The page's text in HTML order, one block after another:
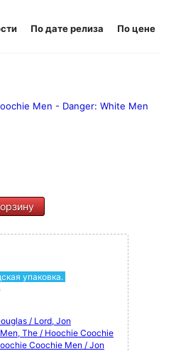
По дате релиза По цене
Men - Danger: White Men
упаковка.
/ Lord, Jon
The / Hoochie Coochie
Coochie Men / Jon